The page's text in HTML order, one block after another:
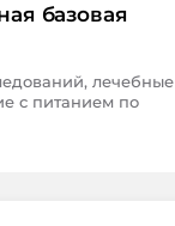
базовая
лечебные
с питанием по